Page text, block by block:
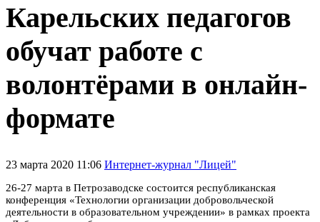
Карельских педагогов
обучат работе с
волонтёрами в онлайн-
формате
23 марта 2020 11:06 Интернет-журнал "Лицей"
26-27 марта в Петрозаводске состоится республиканская
конференция «Технологии организации добровольческой
деятельности в образовательном учреждении» в рамках проекта